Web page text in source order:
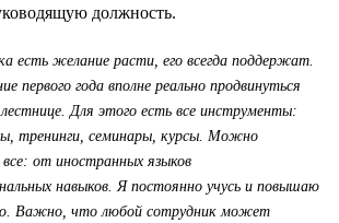
должность.
есть желание расти, его всегда поддержат.
первого года вполне реально продвинуться
Для этого есть все инструменты:
тренинги, семинары, курсы. Можно
от иностранных языков
навыков. Я постоянно учусь и повышаю
Важно, что любой сотрудник может